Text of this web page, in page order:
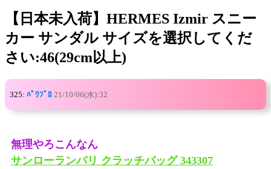
【日本未入荷】HERMES Izmir スニー
カー サンダル サイズを選択してくだ
さい:46(29cm以上)
325: ﾊﾟﾜﾌﾟﾛ 21/10/06(水):32
無理やろこんなん
サンローランパリ クラッチバッグ 343307